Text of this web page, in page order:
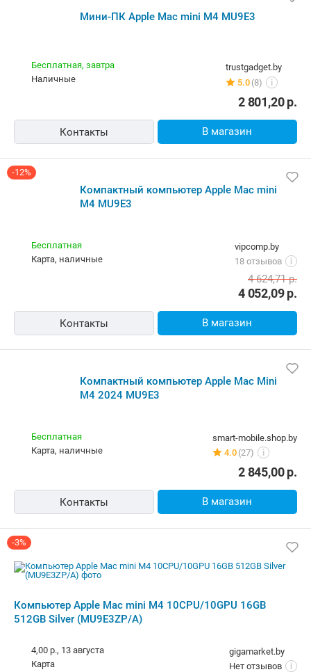
Мини-ПК Apple Mac mini M4 MU9E3
trustgadget.by
5.0 (8) i
Бесплатная, завтра
наличные
2 801,20р.
Контакты В магазин
-12%
Компактный компьютер Apple Mac mini
M4 MU9E3
vipcomp.by
18 отзывов
i
Бесплатная
карта, наличные
4 052,09р.
4 624,71р.
Контакты В магазин
Компактный компьютер Apple Mac Mini
M4 2024 MU9E3
smart-mobile.shop.by
4.0 (27) i
Бесплатная
карта, наличные
2 845,00р.
Контакты В магазин
-3%
Компьютер Apple Mac mini M4 10CPU/10GPU 16GB
512GB Silver (MU9E3ZP/A)
gigamarket.by
Нет отзывов
i
4,00 р., 13 августа
карта